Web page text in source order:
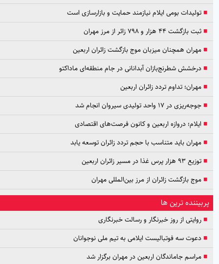
بومی ایلام نیازمند حمایت و بازارسازی است
۴۴ هزار و ۷۹۸ زائر از مرز مهران
همچنان میزبان موج بازگشت زائران اربعین
شطرنج‌بازان آبدانانی در جام منطقه‌ای ماداکتو
تداوم تردد زائران اربعین
در ۱۷ واحد تولیدی سیروان انجام شد
دروازه اربعین و کانون فرصت‌های اقتصادی
باید متناسب با حجم تردد زائران توسعه یابد
بازگشت زائران از مرز بین‌المللی مهران
ترین ها
از روز خبرنگار و رسالت خبرنگاری
سه فوتبالیست ایلامی به تیم ملی نوجوانان
جاماندگان اربعین در مهران برگزار شد